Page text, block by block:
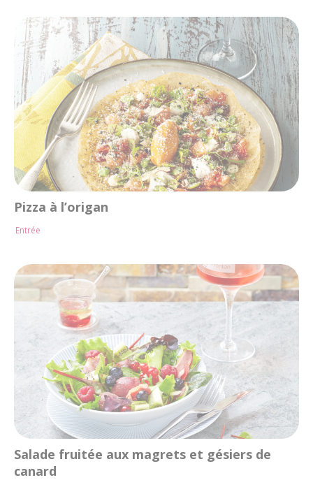
Pizza à l’origan
Entrée
Salade fruitée aux magrets et gésiers de
canard